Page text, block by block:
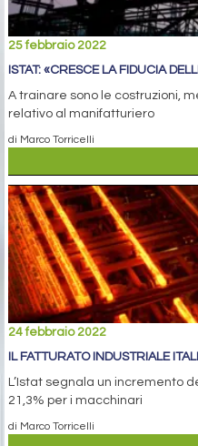
25 febbraio 2022
ISTAT: «CRESCE LA FIDUCIA
A trainare sono le costruzioni,
relativo al manifatturiero
di Marco Torricelli
24 febbraio 2022
IL FATTURATO INDUSTRIALE
L’Istat segnala un incremento
21,3% per i macchinari
di Marco Torricelli